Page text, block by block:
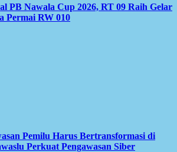
PB Nawala Cup 2026, RT 09 Raih Gelar
Permai RW 010
Pemilu Harus Bertransformasi di
Perkuat Pengawasan Siber